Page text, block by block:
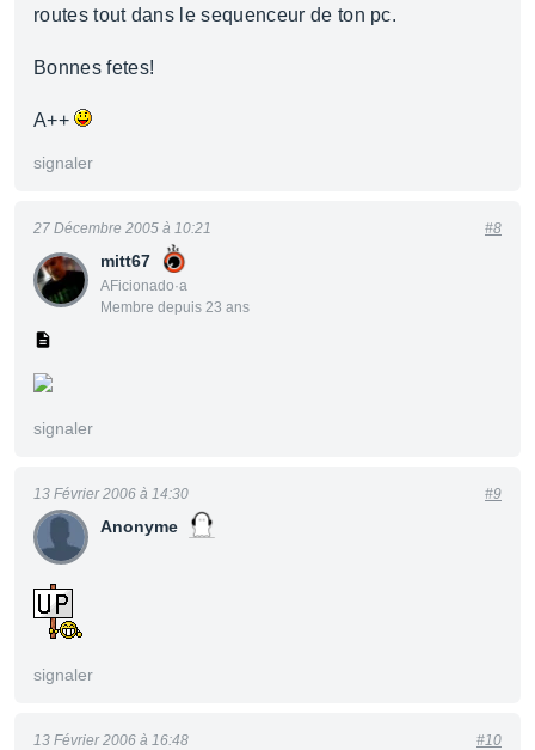
routes tout dans le sequenceur de ton pc.
Bonnes fetes!
A++
signaler
mitt67
AFicionado·a
Membre depuis 23 ans
27 Décembre 2005 à 10:21 #8
signaler
Anonyme
13 Février 2006 à 14:30 #9
signaler
13 Février 2006 à 16:48 #10